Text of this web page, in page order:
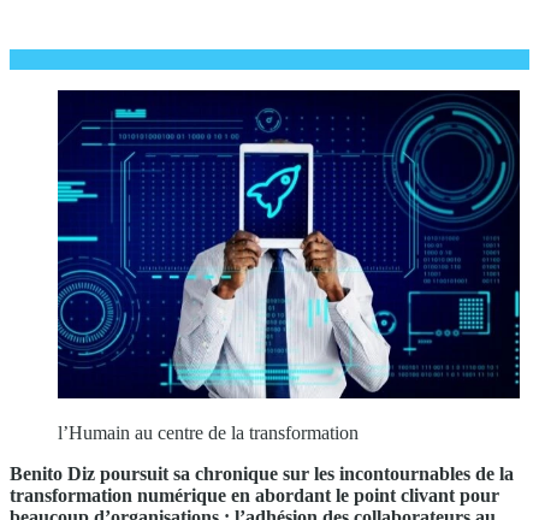
l’Humain au centre de la transformation
Benito Diz poursuit sa chronique sur les incontournables de la
transformation numérique en abordant le point clivant pour